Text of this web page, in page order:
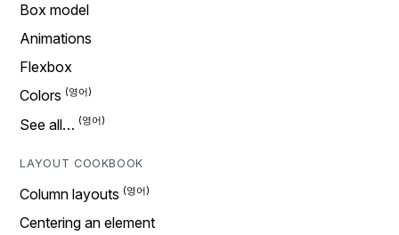
Box model
Animations
Flexbox
Colors
See all…
LAYOUT COOKBOOK
Column layouts
Centering an element